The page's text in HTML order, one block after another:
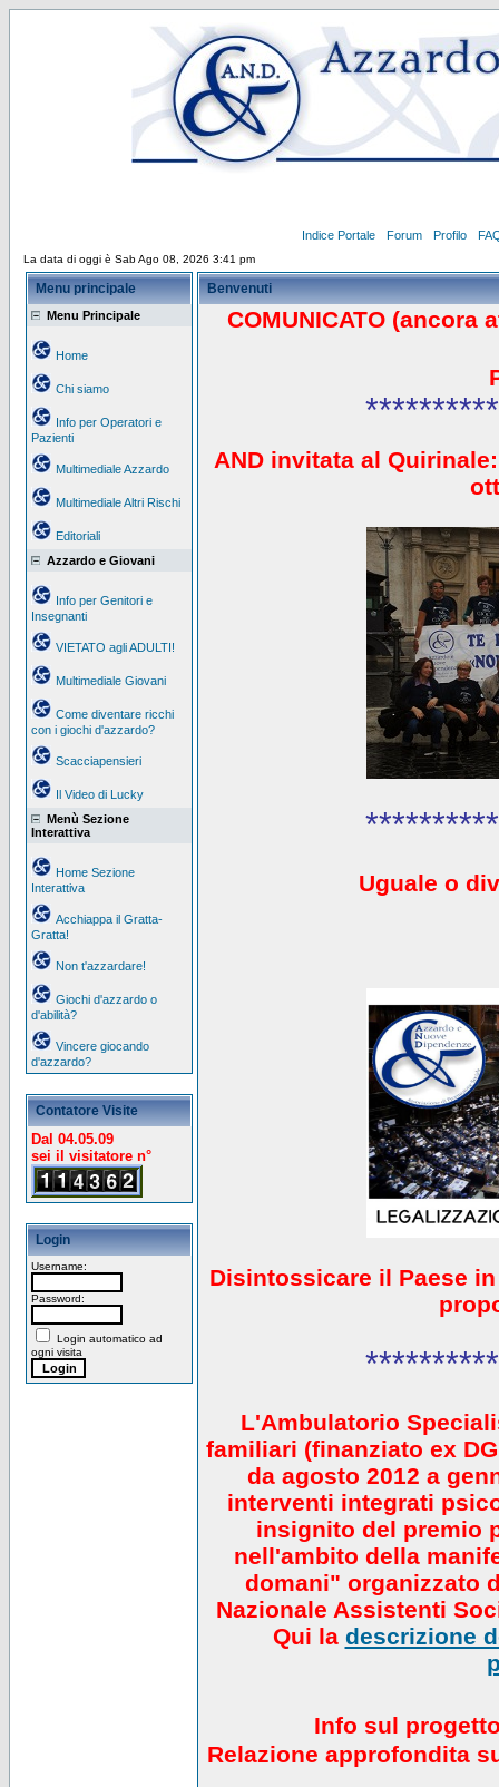
Indice Portale Forum Profilo
La data di oggi è Sab Ago 08, 2026 3:41 pm
Menu principale
Menu Principale
Home
Chi siamo
Info per Operatori e
Pazienti
Multimediale Azzardo
Multimediale Altri Rischi
Editoriali
Azzardo e Giovani
Info per Genitori e
Insegnanti
VIETATO agli ADULTI!
Multimediale Giovani
Come diventare ricchi
con i giochi d'azzardo?
Scacciapensieri
Il Video di Lucky
Menù Sezione
Interattiva
Home Sezione
Interattiva
Acchiappa il Gratta-
Gratta!
Non t'azzardare!
Giochi d'azzardo o
d'abilità?
Vincere giocando
d'azzardo?
Contatore Visite
Dal 04.05.09
sei il visitatore n°
Login
Username:
Password:
Login automatico ad
ogni visita
Benvenuti
COMUNICATO (ancora
AND invitata al
Uguale o
Disintossicare il Paese
L'Ambulatorio
familiari (finanziato ex
da agosto 2012 a
interventi integrati
insignito del premio
nell'ambito della
domani" organizzato
Nazionale Assistenti
Qui la descrizione
Info sul
Relazione approfondita